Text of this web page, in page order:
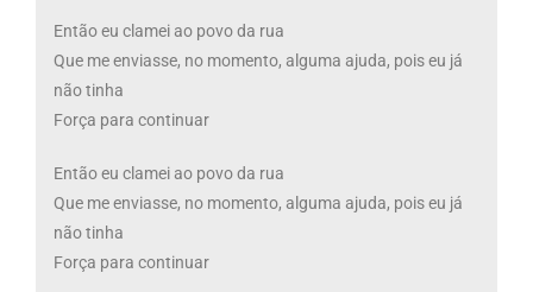
Então eu clamei ao povo da rua
Que me enviasse, no momento, alguma ajuda, pois eu já
não tinha
Força para continuar
Então eu clamei ao povo da rua
Que me enviasse, no momento, alguma ajuda, pois eu já
não tinha
Força para continuar